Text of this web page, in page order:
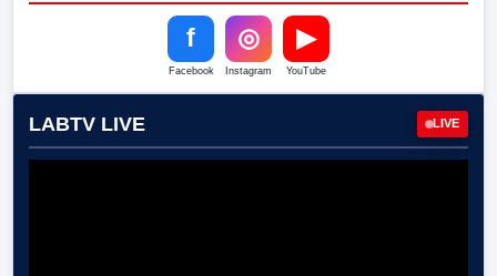
f
Facebook
◎
Instagram
▶
YouTube
LABTV LIVE LIVE